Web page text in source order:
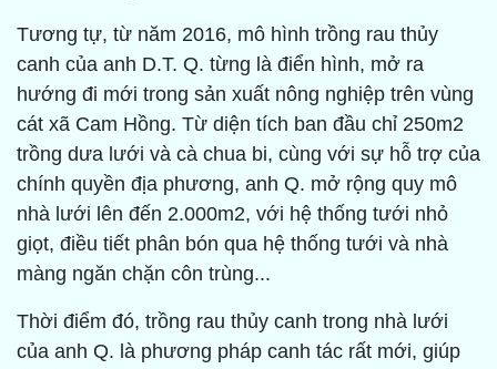
Tương tự, từ năm 2016, mô hình trồng rau thủy
canh của anh D.T. Q. từng là điển hình, mở ra
hướng đi mới trong sản xuất nông nghiệp trên vùng
cát xã Cam Hồng. Từ diện tích ban đầu chỉ 250m2
trồng dưa lưới và cà chua bi, cùng với sự hỗ trợ của
chính quyền địa phương, anh Q. mở rộng quy mô
nhà lưới lên đến 2.000m2, với hệ thống tưới nhỏ
giọt, điều tiết phân bón qua hệ thống tưới và nhà
màng ngăn chặn côn trùng...
Thời điểm đó, trồng rau thủy canh trong nhà lưới
của anh Q. là phương pháp canh tác rất mới, giúp